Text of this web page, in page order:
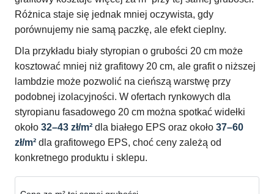
Różnica staje się jednak mniej oczywista, gdy
porównujemy nie samą paczkę, ale efekt cieplny.
Dla przykładu biały styropian o grubości 20 cm może
kosztować mniej niż grafitowy 20 cm, ale grafit o niższej
lambdzie może pozwolić na cieńszą warstwę przy
podobnej izolacyjności. W ofertach rynkowych dla
styropianu fasadowego 20 cm można spotkać widełki
około 32–43 zł/m² dla białego EPS oraz około 37–60
zł/m² dla grafitowego EPS, choć ceny zależą od
konkretnego produktu i sklepu.